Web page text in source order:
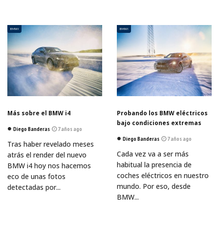
BMW I
Más sobre el BMW i4
Diego Banderas 7 años ago
Tras haber revelado meses
atrás el render del nuevo
BMW i4 hoy nos hacemos
eco de unas fotos
detectadas por...
BMW I
Probando los BMW eléctricos
bajo condiciones extremas
Diego Banderas 7 años ago
Cada vez va a ser más
habitual la presencia de
coches eléctricos en nuestro
mundo. Por eso, desde
BMW...